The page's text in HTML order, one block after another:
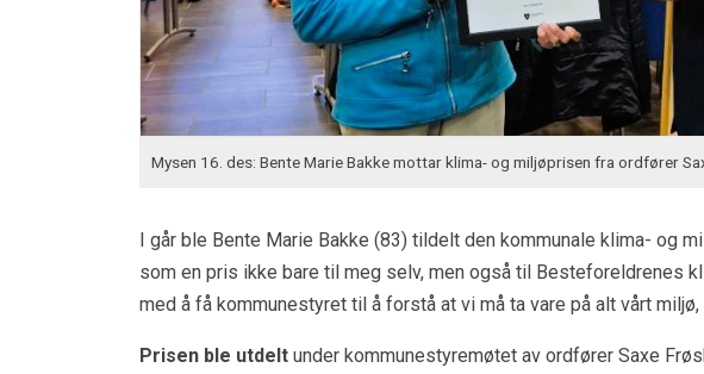
Mysen 16. des: Bente Marie Bakke mottar klima- og miljøprisen fra ordfører
I går ble Bente Marie Bakke (83) tildelt den kommunale klima- og
som en pris ikke bare til meg selv, men også til Besteforeldrenes
med å få kommunestyret til å forstå at vi må ta vare på alt vårt
Prisen ble utdelt under kommunestyremøtet av ordfører Saxe